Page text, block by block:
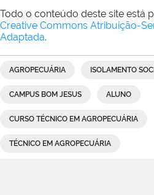
Todo o conteúdo deste site está
Creative Commons Atribuição-
Adaptada.
AGROPECUÁRIA ISOLAMENTO
CAMPUS BOM JESUS ALUNO
CURSO TÉCNICO EM AGROPECUÁRIA
TÉCNICO EM AGROPECUÁRIA